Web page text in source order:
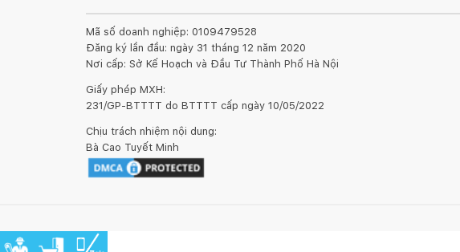
Mã số doanh nghiệp: 0109479528
Đăng ký lần đầu: ngày 31 tháng 12 năm 2020
Nơi cấp: Sở Kế Hoạch và Đầu Tư Thành Phố Hà Nội
Giấy phép MXH:
231/GP-BTTTT do BTTTT cấp ngày 10/05/2022
Chịu trách nhiệm nội dung:
Bà Cao Tuyết Minh